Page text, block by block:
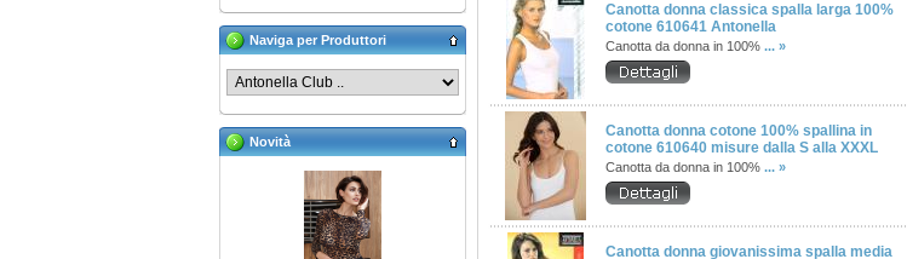
Naviga per Produttori
Novità
Canotta donna classica spalla larga 100%
cotone 610641 Antonella
Canotta da donna in 100% ... »
Canotta donna cotone 100% spallina in
cotone 610640 misure dalla S alla XXXL
Canotta da donna in 100% ... »
Canotta donna giovanissima spalla media